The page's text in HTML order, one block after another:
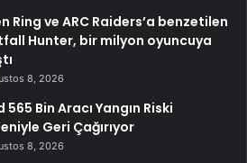
Ring ve ARC Raiders’a benzetilen
Hunter, bir milyon oyuncuya
8, 2026
565 Bin Aracı Yangın Riski
Geri Çağırıyor
8, 2026